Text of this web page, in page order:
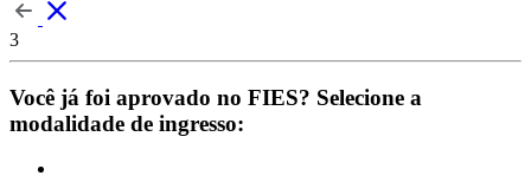
3
Você já foi aprovado no FIES? Selecione a
modalidade de ingresso: